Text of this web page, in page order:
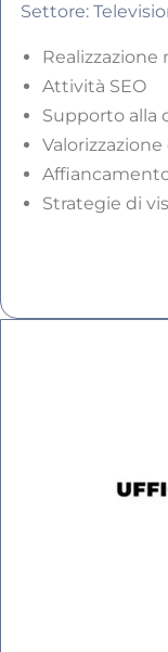
Settore:
Attività SEO
Supporto alla
Strategie di